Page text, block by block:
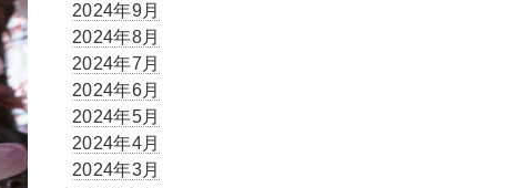
2024年9月
2024年8月
2024年7月
2024年6月
2024年5月
2024年4月
2024年3月